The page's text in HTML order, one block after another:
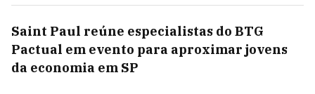
Saint Paul reúne especialistas do BTG
Pactual em evento para aproximar jovens
da economia em SP